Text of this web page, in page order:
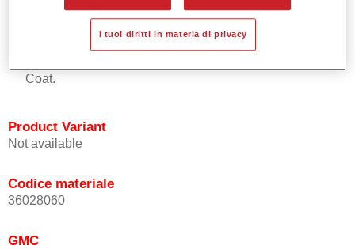
Buona verticalità.
Coat.
Product Variant
Not available
Codice materiale
36028060
GMC
I tuoi diritti in materia di privacy